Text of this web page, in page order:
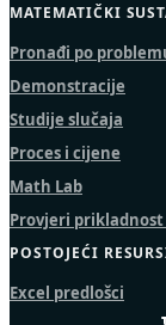
MATEMATIČKI
Pronađi po
Demonstracije
Studije slučaja
Proces i cijene
Math Lab
Provjeri
POSTOJEĆI
Excel predlošci